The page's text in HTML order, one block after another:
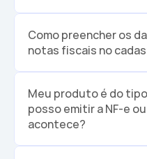
Como preencher os
notas fiscais no
Meu produto é do
posso emitir a NF-e ou
acontece?